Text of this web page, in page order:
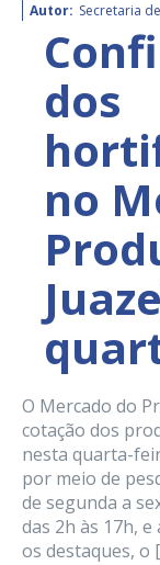
Autor: Secretaria
dos
no
O Mercado do
cotação dos
nesta quarta-
por meio de
de segunda a
das 2h às 17h,
os destaques, o